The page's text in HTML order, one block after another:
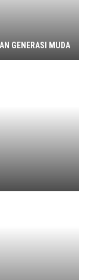
GENERASI MUDA